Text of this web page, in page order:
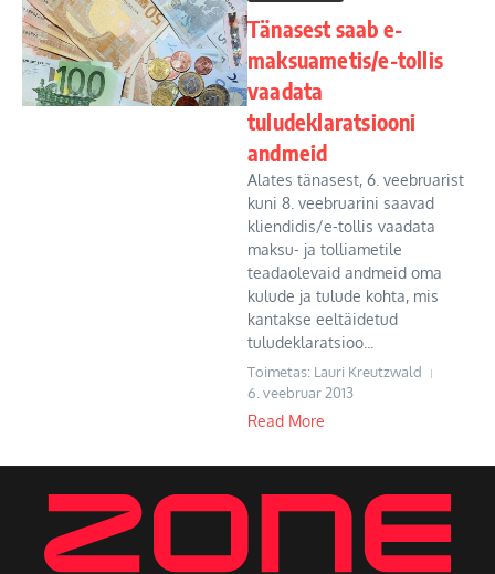
Tänasest saab e-
maksuametis/e-tollis
vaadata
tuludeklaratsiooni
andmeid
Alates tänasest, 6. veebruarist
kuni 8. veebruarini saavad
kliendidis/e-tollis vaadata
maksu- ja tolliametile
teadaolevaid andmeid oma
kulude ja tulude kohta, mis
kantakse eeltäidetud
tuludeklaratsioo...
Toimetas: Lauri Kreutzwald
6. veebruar 2013
Read More